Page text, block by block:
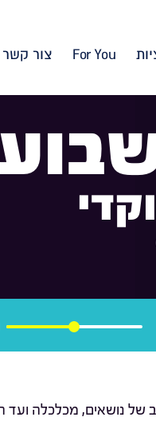
For You צור קשר
נושאים, מכלכלה ועד